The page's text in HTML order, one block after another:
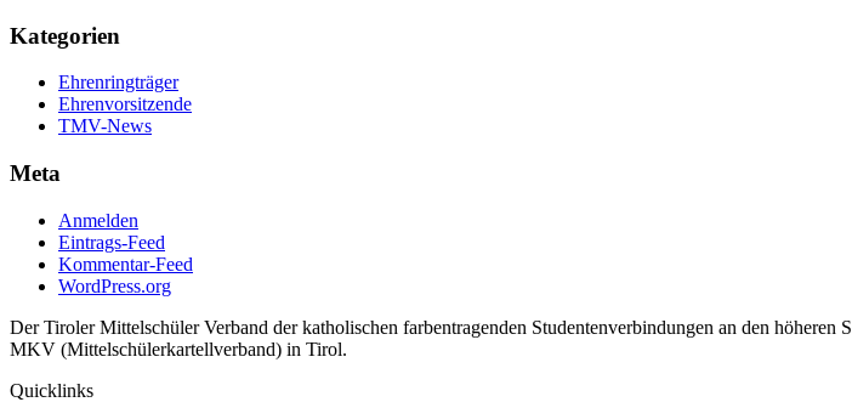
Kategorien
Ehrenringträger
Ehrenvorsitzende
TMV-News
Meta
Anmelden
Eintrags-Feed
Kommentar-Feed
WordPress.org
Der Tiroler Mittelschüler Verband der katholischen farbentragenden Studentenverbindungen an den
MKV (Mittelschülerkartellverband) in Tirol.
Quicklinks